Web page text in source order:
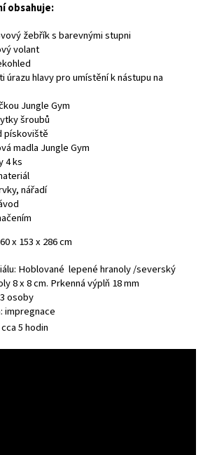
obsahuje:
žebřík s barevnými stupni
volant
úrazu hlavy pro umístění k nástupu na
Jungle Gym
šroubů
pískoviště
madla Jungle Gym
4 ks
nářadí
x 153 x 286 cm
Hoblované lepené hranoly /severský
8 x 8 cm. Prkenná výplň 18 mm
osoby
impregnace
5 hodin